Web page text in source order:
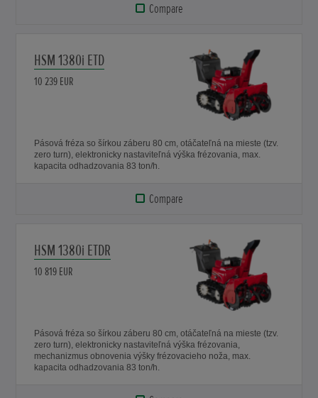
Compare
HSM 1380i ETD
10 239 EUR
Pásová fréza so šírkou záberu 80 cm, otáčateľná na mieste (tzv.
zero turn), elektronicky nastaviteľná výška frézovania, max.
kapacita odhadzovania 83 ton/h.
Compare
HSM 1380i ETDR
10 819 EUR
Pásová fréza so šírkou záberu 80 cm, otáčateľná na mieste (tzv.
zero turn), elektronicky nastaviteľná výška frézovania,
mechanizmus obnovenia výšky frézovacieho noža, max.
kapacita odhadzovania 83 ton/h.